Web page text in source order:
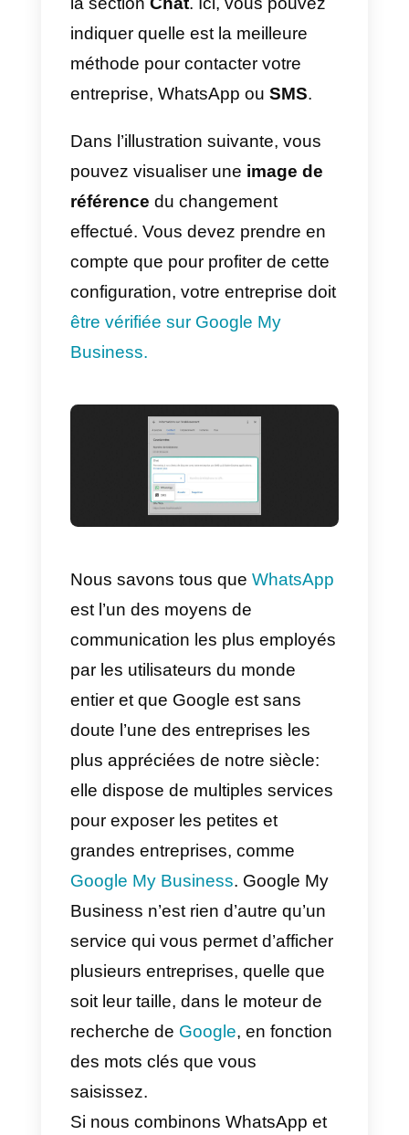
les SMS et de recevoir des
messages texte directement
votre entreprise.
Comment activer
WhatsApp comme canal
de messagerie principal
dans Google My
Business?
otre profil d’entreprise dans
Google My Business
la sectionChat
indiquer quelle est la meilleure
entreprise, WhatsApp ou
Dans l’illustration suivante, vous
pouvez visualiser une
référencedu changement
effectué. Vous devez prendre en
compte que pour profiter de cette
configuration, votre entreprise
être vérifiée sur Google My
Business.